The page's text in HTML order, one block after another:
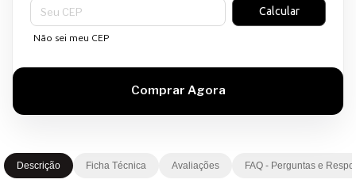
Calcular
Não sei meu CEP
Descrição Ficha Técnica Avaliações FAQ - Perguntas e